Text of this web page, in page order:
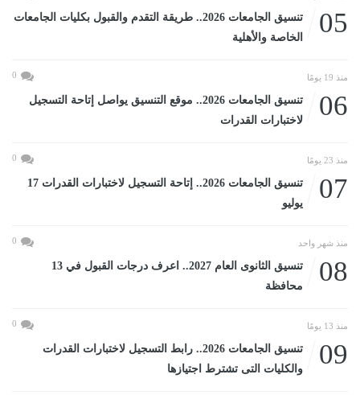
05
تنسيق الجامعات 2026.. طريقة التقدم والقبول بكليات الجامعات
الخاصة والأهلية
منذ 19 يومًا 0
06
تنسيق الجامعات 2026.. موقع التنسيق يواصل إتاحة التسجيل
لاختبارات القدرات
منذ 23 يومًا 0
07
تنسيق الجامعات 2026.. إتاحة التسجيل لاختبارات القدرات 17
يوليو
منذ شهر واحد 0
08
تنسيق الثانوى العام 2027.. اعرف درجات القبول في 13
محافظة
منذ 13 يومًا 0
09
تنسيق الجامعات 2026.. رابط التسجيل لاختبارات القدرات
والكليات التى تشترط اجتيازها